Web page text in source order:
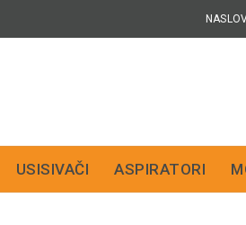
USISIVAČI ASPIRATORI